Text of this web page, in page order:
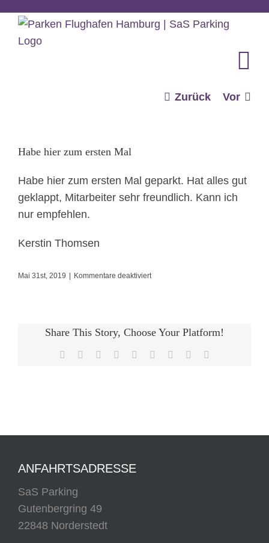
Inhalt
springen
Zurück Vor
Habe hier zum ersten Mal
Habe hier zum ersten Mal geparkt. Hat alles gut
geklappt, Mitarbeiter sehr freundlich. Kann ich
nur empfehlen.
Kerstin Thomsen
Mai 31st, 2019 Kommentare deaktiviertfür
Mal
Share This Story, Choose Your Platform!
Facebook Reddit LinkedInWhatsApp
TumblrPinterest
ANFAHRTSADRESSE
SaS Parking
Gutenbergring 49
22848 Norderstedt